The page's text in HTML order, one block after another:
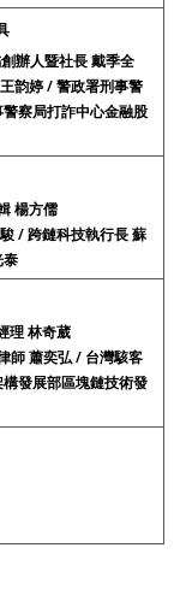
辦人暨社長 戴季全
韵婷 / 警政署刑事警
察局打詐中心金融股
楊方儒
/ 跨鏈科技執行長 蘇
泰
理 林奇葳
師 蕭奕弘 / 台灣駭客
發展部區塊鏈技術發